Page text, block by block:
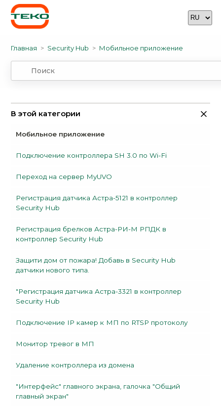
Главная Security Hub Мобильное приложение
В этой категории
Мобильное приложение
Подключение контроллера SH 3.0 по Wi-Fi
Переход на сервер MyUVO
Регистрация датчика Астра-5121 в контроллер
Security Hub
Регистрация брелков Астра-РИ-М РПДК в
контроллер Security Hub
Защити дом от пожара! Добавь в Security Hub
датчики нового типа.
"Регистрация датчика Астра-3321 в контроллер
Security Hub
Подключение IP камер к МП по RTSP протоколу
Монитор тревог в МП
Удаление контроллера из домена
"Интерфейс" главного экрана, галочка "Общий
главный экран"